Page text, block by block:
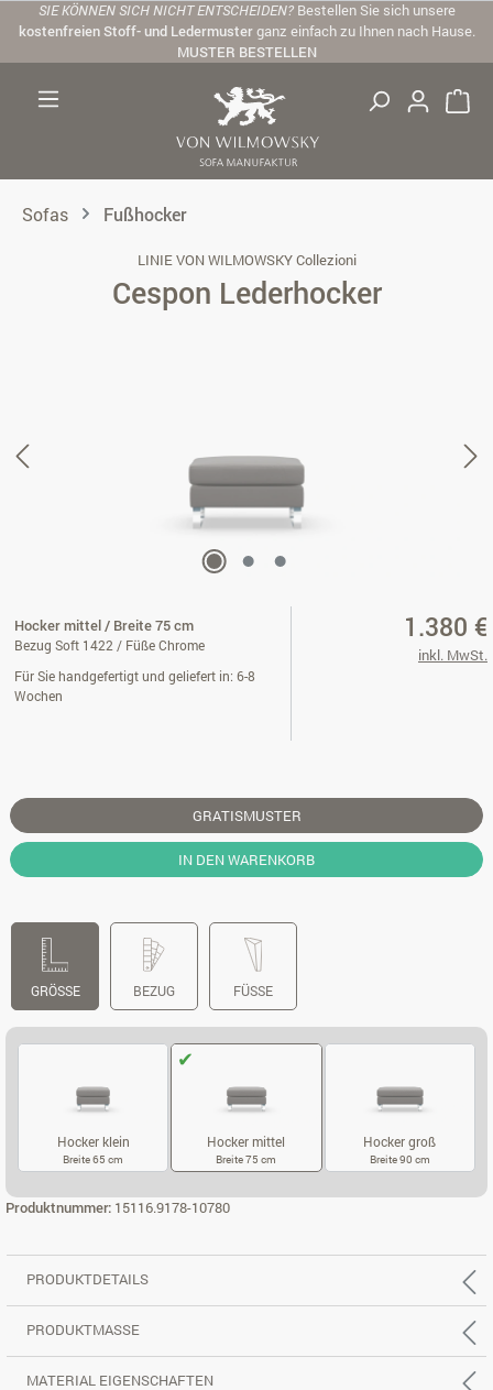
Zum Hauptinhalt springen
SIE KÖNNEN SICH NICHT ENTSCHEIDEN? Bestellen Sie sich unsere
kostenfreien Stoff- und Ledermusterganz einfach zu Ihnen nach Hause.
MUSTER BESTELLEN
Sofas Fußhocker
LINIE VON WILMOWSKY Collezioni
Cespon Lederhocker
Hocker mittel / Breite 75 cm
Bezug Soft 1422 / Füße Chrome
Für Sie handgefertigt und geliefert in: 6-8
Wochen
1.380 €
inkl. MwSt.
GRATISMUSTER
IN DEN WARENKORB
GRÖSSE BEZUG FÜSSE
Hocker klein
Breite 65 cm
Hocker mittel
Breite 75 cm
Hocker groß
Breite 90 cm
Produktnummer: 15116.9178-10780
PRODUKTDETAILS
PRODUKTMASSE
MATERIAL EIGENSCHAFTEN